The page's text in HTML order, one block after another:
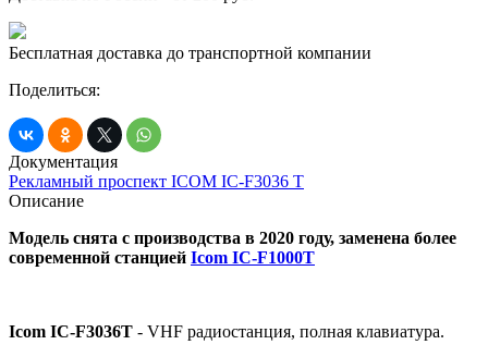
Бесплатная доставка до транспортной компании
Поделиться:
Документация
Рекламный проспект ICOM IC-F3036 T
Описание
Модель снята с производства в 2020 году, заменена более
современной станцией Icom IC-F1000T
Icom IC-F3036T - VHF радиостанция, полная клавиатура.